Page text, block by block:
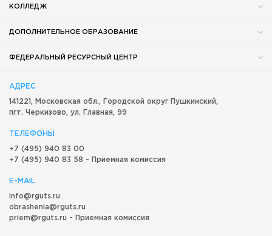
КОЛЛЕДЖ
ДОПОЛНИТЕЛЬНОЕ ОБРАЗОВАНИЕ
ФЕДЕРАЛЬНЫЙ РЕСУРСНЫЙ ЦЕНТР
АДРЕС
141221, Московская обл., Городской округ Пушкинский,
пгт. Черкизово, ул. Главная, 99
ТЕЛЕФОНЫ
+7 (495) 940 83 00
+7 (495) 940 83 58 - Приемная комиссия
E-MAIL
info@rguts.ru
obrashenia@rguts.ru
priem@rguts.ru - Приемная комиссия